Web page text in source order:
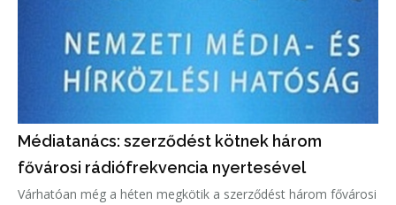
Médiatanács: szerződést kötnek három
fővárosi rádiófrekvencia nyertesével
Várhatóan még a héten megkötik a szerződést három fővárosi